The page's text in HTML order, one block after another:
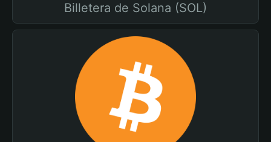
Billetera de Solana (SOL)